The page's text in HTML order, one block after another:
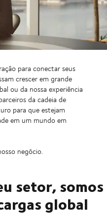
de cadeias de
e é isso
há mais de meio século.
atuam.
para conectar seus
crescer em grande
ou da nossa experiência
da cadeia de
para que estejam
em um mundo em
negócio.
setor, somos
global